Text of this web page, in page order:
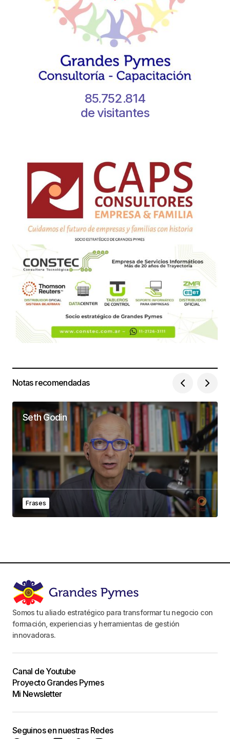
85.752.814
de visitantes
Notas recomendadas
Seth Godin
Frases
Somos tu aliado estratégico para transformar tu negocio con
formación, experiencias y herramientas de gestión
innovadoras.
Canal de Youtube
Proyecto Grandes Pymes
Mi Newsletter
Seguinos en nuestras Redes